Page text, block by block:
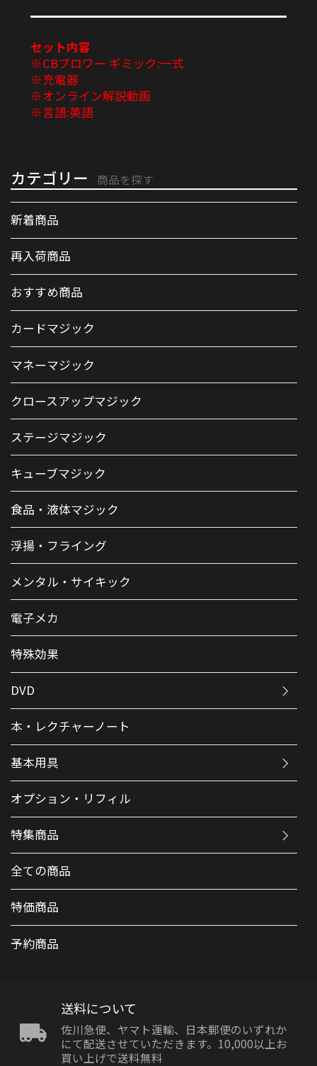
カテゴリー 商品を探す
新着商品
再入荷商品
おすすめ商品
カードマジック
マネーマジック
クロースアップマジック
ステージマジック
キューブマジック
食品・液体マジック
浮揚・フライング
メンタル・サイキック
電子メカ
特殊効果
DVD
本・レクチャーノート
基本用具
オプション・リフィル
特集商品
全ての商品
特価商品
予約商品
セット内容
※CBブロワー ギミック:一式
※充電器
※オンライン解説動画
※言語:英語
送料について
佐川急便、ヤマト運輸、日本郵便のいずれか
にて配送させていただきます。10,000以上お
買い上げで送料無料